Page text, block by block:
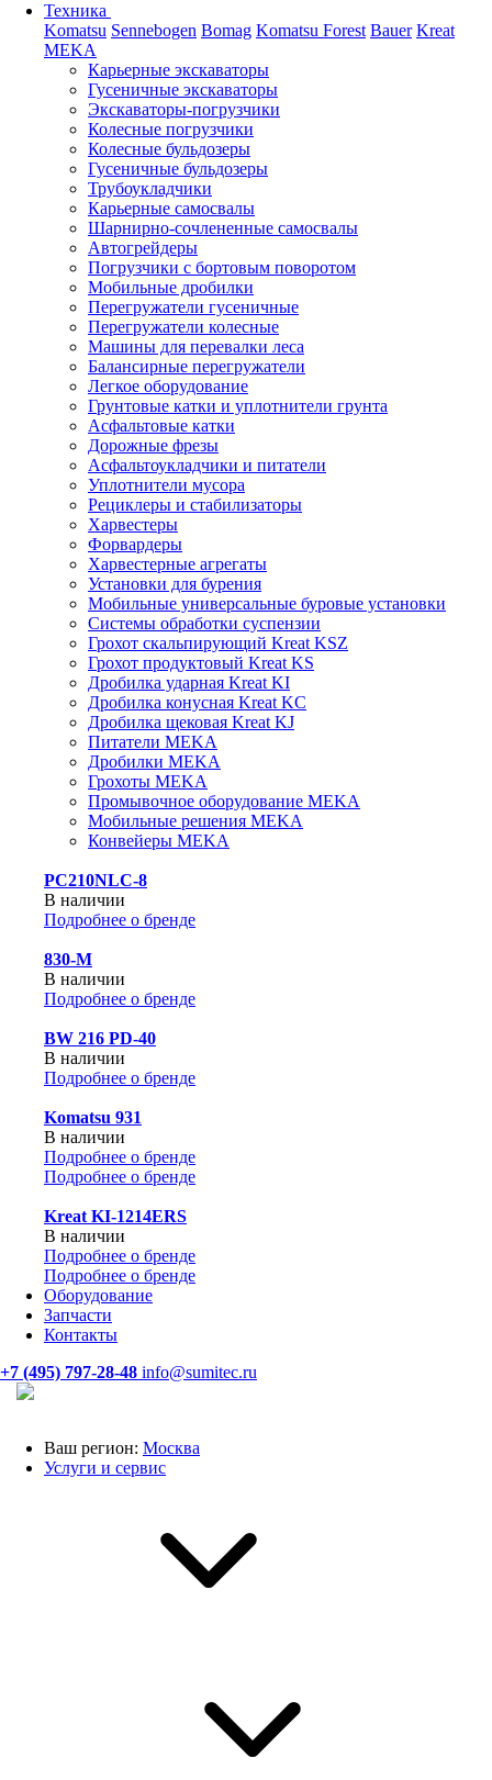
Техника
Komatsu Sennebogen Bomag Komatsu Forest Bauer Kreat
MEKA
Карьерные экскаваторы
Гусеничные экскаваторы
Экскаваторы-погрузчики
Колесные погрузчики
Колесные бульдозеры
Гусеничные бульдозеры
Трубоукладчики
Карьерные самосвалы
Шарнирно-сочлененные cамосвалы
Автогрейдеры
Погрузчики с бортовым поворотом
Мобильные дробилки
Перегружатели гусеничные
Перегружатели колесные
Машины для перевалки леса
Балансирные перегружатели
Легкое оборудование
Грунтовые катки и уплотнители грунта
Асфальтовые катки
Дорожные фрезы
Асфальтоукладчики и питатели
Уплотнители мусора
Рециклеры и стабилизаторы
Харвестеры
Форвардеры
Харвестерные агрегаты
Установки для бурения
Мобильные универсальные буровые установки
Системы обработки суспензии
Грохот скальпирующий Kreat KSZ
Грохот продуктовый Kreat KS
Дробилка ударная Kreat KI
Дробилка конусная Kreat KC
Дробилка щековая Kreat KJ
Питатели MEKA
Дробилки MEKA
Грохоты MEKA
Промывочное оборудование MEKA
Мобильные решения MEKA
Конвейеры MEKA
PC210NLC-8
В наличии
Подробнее о бренде
830-М
В наличии
Подробнее о бренде
BW 216 PD-40
В наличии
Подробнее о бренде
Komatsu 931
В наличии
Подробнее о бренде
Подробнее о бренде
Kreat KI-1214ERS
В наличии
Подробнее о бренде
Подробнее о бренде
Оборудование
Запчасти
Контакты
+7 (495) 797-28-48 info@sumitec.ru
Ваш регион: Москва
Услуги и сервис